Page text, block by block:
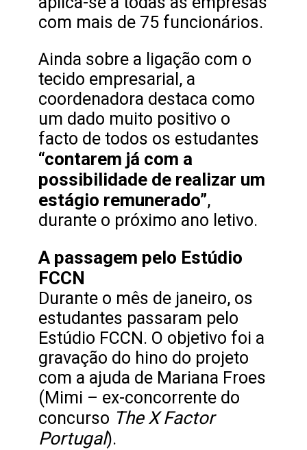
com mais de 75 funcionários.
Ainda sobre a ligação com o
tecido empresarial, a
coordenadora destaca como
um dado muito positivo o
facto de todos os estudantes
“contarem já com a
possibilidade de realizar um
estágio remunerado”,
durante o próximo ano letivo.
A passagem pelo Estúdio
FCCN
Durante o mês de janeiro, os
estudantes passaram pelo
Estúdio FCCN. O objetivo foi a
gravação do hino do projeto
com a ajuda de Mariana Froes
(Mimi – ex-concorrente do
concurso The X Factor
Portugal).